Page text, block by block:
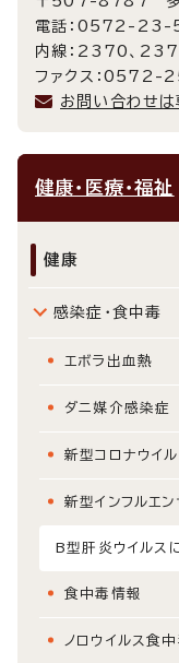
電話：0572-
内線：2370、
ファクス：
お問い合わせは
健康・医療・福祉
健康
感染症・食中毒
エボラ出血熱
ダニ媒介感染症
新型コロナウイ
新型インフルエ
B型肝炎ウイルス
食中毒情報
ノロウイルス食